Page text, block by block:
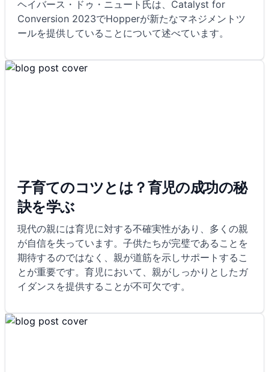
ヘイバース・ドゥ・ニュート氏は、Catalyst for
Conversion 2023でHopperが新たなマネジメントツ
ールを提供していることについて述べています。
子育てのコツとは？育児の成功の秘
訣を学ぶ
現代の親には育児に対する不確実性があり、多くの親
が自信を失っています。子供たちが完璧であることを
期待するのではなく、親が道筋を示しサポートするこ
とが重要です。育児において、親がしっかりとしたガ
イダンスを提供することが不可欠です。